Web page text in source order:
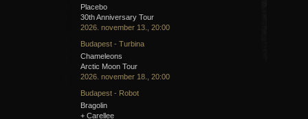
Placebo
30th Anniversary Tour
2026. november 13., 20:00
Budapest - Turbina
Chameleons
Arctic Moon Tour
2026. november 18., 20:00
Budapest - Robot
Bragolin
+ Carellee